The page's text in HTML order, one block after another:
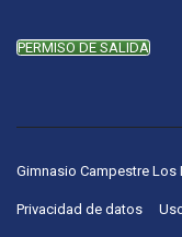
PERMISO DE SALIDA
Gimnasio Campestre Los
Privacidad de datos